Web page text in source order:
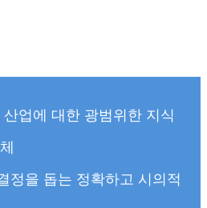
업에 대한 광범위한 지식
정을 돕는 정확하고 시의적